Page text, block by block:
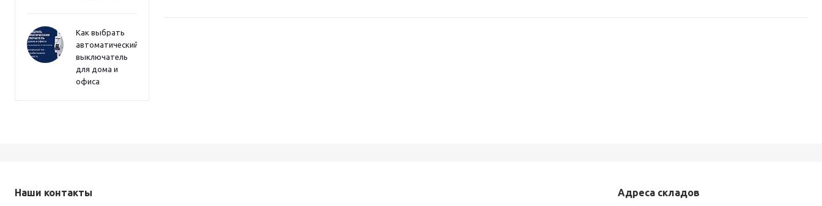
Как выбрать
автоматический
выключатель
для дома и
офиса
Наши контакты Адреса складов